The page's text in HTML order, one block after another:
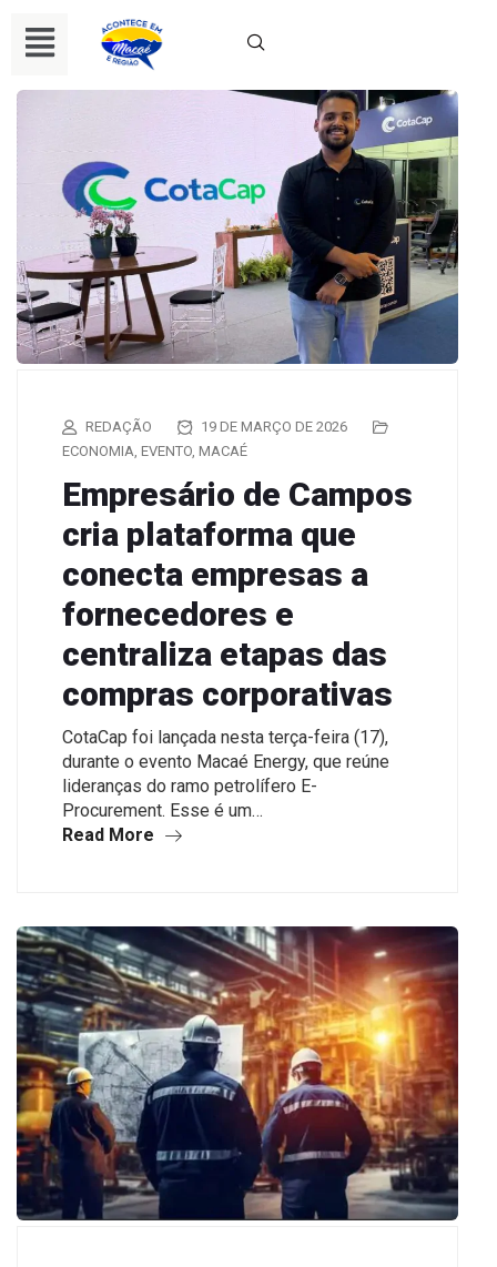
REDAÇÃO
19 DE MARÇO DE 2026
ECONOMIA EVENTO MACAÉ
Empresário de Campos
cria plataforma que
conecta empresas a
fornecedores e
centraliza etapas das
compras corporativas
CotaCap foi lançada nesta terça-feira (17),
durante o evento Macaé Energy, que reúne
lideranças do ramo petrolífero E-
Procurement. Esse é um…
Read More